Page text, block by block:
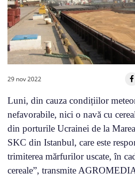
29 nov 2022
Luni, din cauza condițiilor
nefavorabile, nici o navă cu
din porturile Ucrainei de la
SKC din Istanbul, care este
trimiterea mărfurilor uscate, în
cereale”, transmite